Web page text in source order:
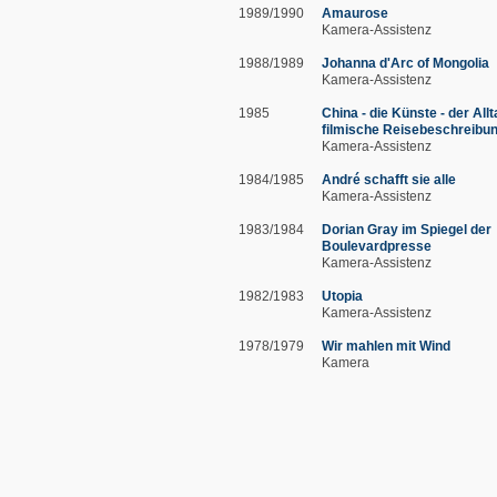
1989/1990
Amaurose
Kamera-Assistenz
1988/1989
Johanna d'Arc of Mongolia
Kamera-Assistenz
1985
China - die Künste - der
filmische
Kamera-Assistenz
1984/1985
André schafft sie alle
Kamera-Assistenz
1983/1984
Dorian Gray im Spiegel der
Boulevardpresse
Kamera-Assistenz
1982/1983
Utopia
Kamera-Assistenz
1978/1979
Wir mahlen mit Wind
Kamera